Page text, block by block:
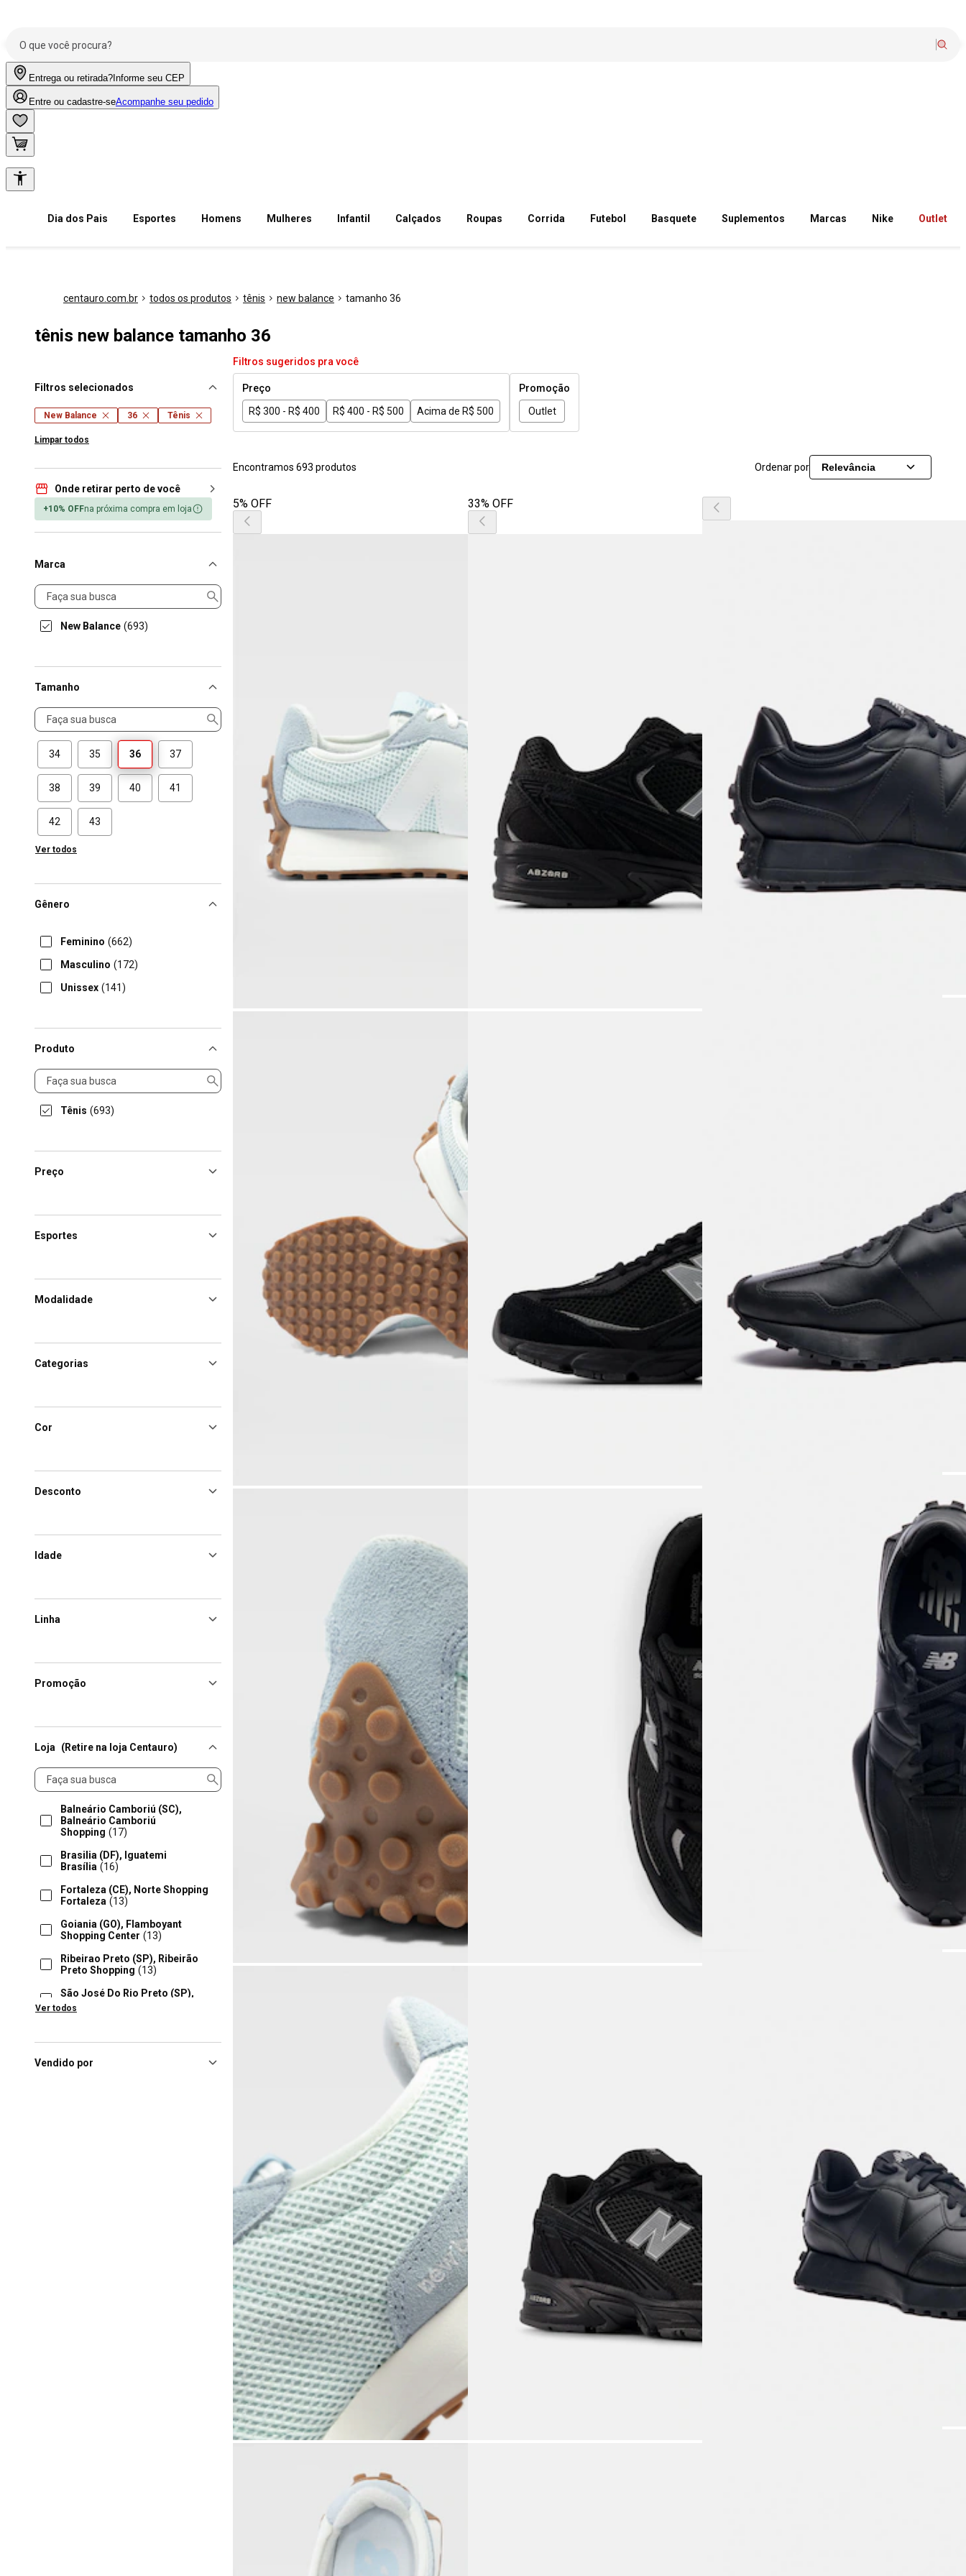
Entrega ou retirada? Informe seu CEP
Entre ou cadastre-seAcompanhe seu pedido
Dia dos Pais Esportes Homens Mulheres Infantil Calçados Roupas Corrida Futebol Basquete Suplementos Marcas Nike Outlet
centauro.com.br todos os produtos tênis new balance tamanho 36
tênis new balance tamanho 36
Filtros selecionados
New Balance 36 Tênis
Limpar todos
Onde retirar perto de você
+10% OFFna próxima compra em loja
Marca
Marca
New Balance (693)
Tamanho
Tamanho
34 35 36 37
38 39 40 41
42 43
Ver todos
Gênero
Feminino (662)
Masculino (172)
Unissex (141)
Produto
Produto
Tênis (693)
Preço
Esportes
Modalidade
Categorias
Cor
Desconto
Idade
Linha
Promoção
Loja (Retire na loja Centauro)
Loja
Balneário Camboriú (SC),
Balneário Camboriú
Shopping (17)
Brasilia (DF), Iguatemi
Brasília (16)
Fortaleza (CE), Norte Shopping
Fortaleza (13)
Goiania (GO), Flamboyant
Shopping Center (13)
Ribeirao Preto (SP), Ribeirão
Preto Shopping (13)
São José Do Rio Preto (SP),
Iguatemi Rio Preto
Salvador (BA), Shopping
Ver todos
Vendido por
Filtros sugeridos pra você
Preço
R$ 300 - R$ 400
R$ 400 - R$ 500 Acima de R$ 500
Promoção
Outlet
Encontramos 693 produtos Ordenar por Relevância
5% OFF 33% OFF